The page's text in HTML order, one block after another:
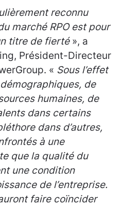
reconnu
marché RPO est pour
titre de fierté », a
Président-Directeur
« Sous l’effet
de
humaines, de
dans certains
dans d’autres,
à une
que la qualité du
une condition
de l’entreprise.
faire coïncider